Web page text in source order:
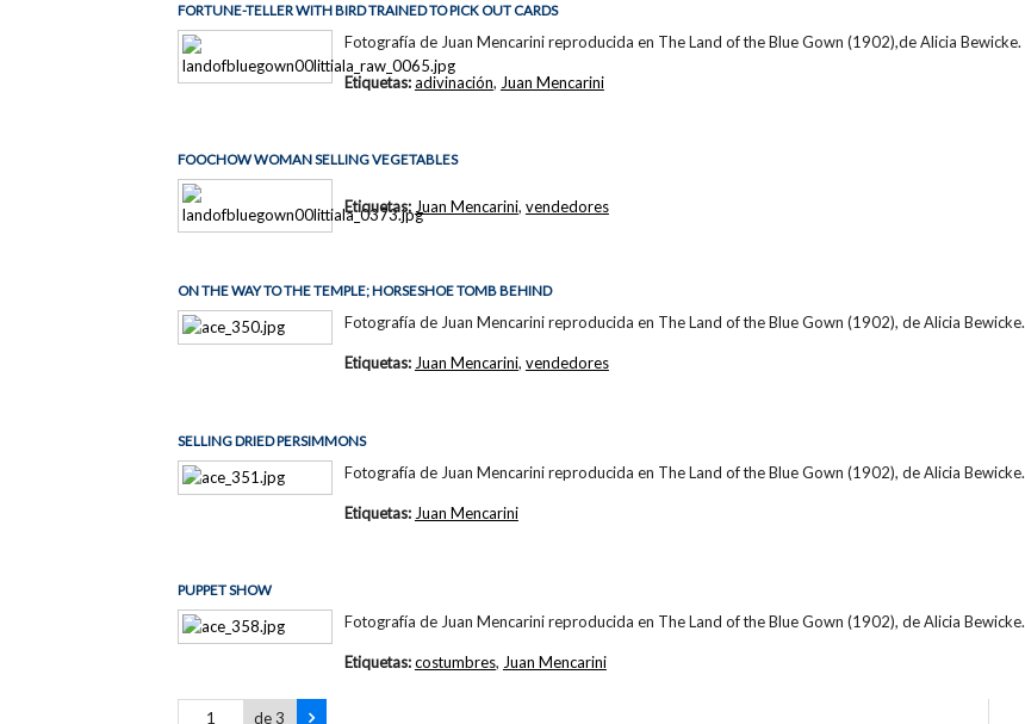
FORTUNE-TELLER WITH BIRD TRAINED TO PICK OUT CARDS
Fotografía de Juan Mencarini reproducida en The Land of the Blue Gown (1902),de Alicia Bewicke.
Etiquetas:adivinación, Juan Mencarini
FOOCHOW WOMAN SELLING VEGETABLES
Etiquetas: Juan Mencarini, vendedores
ON THE WAY TO THE TEMPLE; HORSESHOE TOMB BEHIND
Fotografía de Juan Mencarini reproducida en The Land of the Blue Gown (1902), de Alicia Bewicke.
Etiquetas: Juan Mencarini, vendedores
SELLING DRIED PERSIMMONS
Fotografía de Juan Mencarini reproducida en The Land of the Blue Gown (1902), de Alicia Bewicke.
Etiquetas: Juan Mencarini
PUPPET SHOW
Fotografía de Juan Mencarini reproducida en The Land of the Blue Gown (1902), de Alicia Bewicke.
Etiquetas:costumbres, Juan Mencarini
de 3